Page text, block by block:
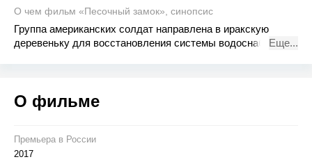
О чем фильм «Песочный замок», синопсис
Группа американских солдат направлена в иракскую
деревеньку для восстановления системы водоснабжения.
не враги, и попутно выбраться из деревни живыми.
Еще...
О фильме
Премьера в Росcии
2017